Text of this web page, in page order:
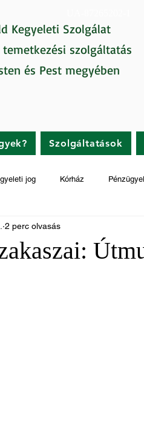
Kegyeleti Szolgálat
szolgáltatás
és Pest megyében
Szolgáltatások
jog Kórház
2 perc olvasás
az 5-ből.